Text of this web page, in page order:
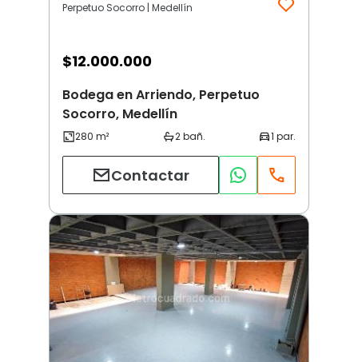
Perpetuo Socorro | Medellín
$12.000.000
Bodega en Arriendo, Perpetuo
Socorro, Medellín
Contactar